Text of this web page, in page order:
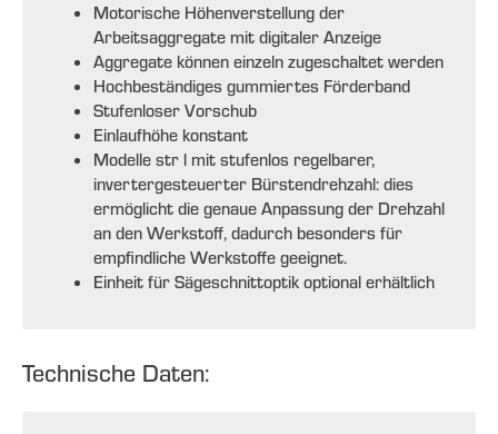
Motorische Höhenverstellung der
Arbeitsaggregate mit digitaler Anzeige
Aggregate können einzeln zugeschaltet werden
Hochbeständiges gummiertes Förderband
Stufenloser Vorschub
Einlaufhöhe konstant
Modelle str l mit stufenlos regelbarer,
invertergesteuerter Bürstendrehzahl: dies
ermöglicht die genaue Anpassung der Drehzahl
an den Werkstoff, dadurch besonders für
empfindliche Werkstoffe geeignet.
Einheit für Sägeschnittoptik optional erhältlich
Technische Daten: